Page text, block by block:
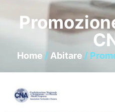
Home / Abitare /